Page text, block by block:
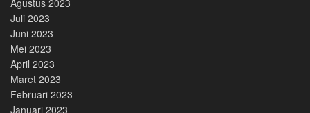
Agustus 2023
Juli 2023
Juni 2023
Mei 2023
April 2023
Maret 2023
Februari 2023
Januari 2023